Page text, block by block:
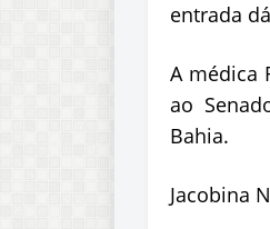
entrada
A médica
ao
Bahia.
Jacobina